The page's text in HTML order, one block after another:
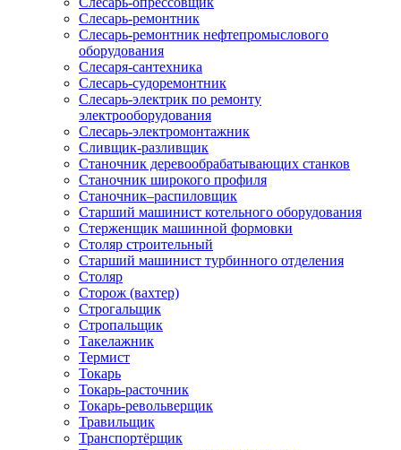
Слесарь-ремонтник
Слесарь-ремонтник нефтепромыслового
оборудования
Слесаря-сантехника
Слесарь-судоремонтник
Слесарь-электрик по ремонту
электрооборудования
Слесарь-электромонтажник
Сливщик-разливщик
Станочник деревообрабатывающих станков
Станочник широкого профиля
Станочник–распиловщик
Старший машинист котельного оборудования
Стерженщик машинной формовки
Столяр строительный
Старший машинист турбинного отделения
Столяр
Сторож (вахтер)
Строгальщик
Стропальщик
Такелажник
Термист
Токарь
Токарь-расточник
Токарь-револьверщик
Травильщик
Транспортёрщик